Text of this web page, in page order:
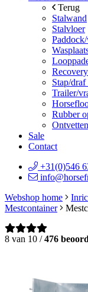
Terug
Stalwand
Stalvloer
Stap/draf
Trailer/
Rubber
Sale
Contact
+31(0)546
Webshop home
Mestcontainer
8 van 10 /476